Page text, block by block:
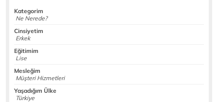
Kategorim
Ne Nerede?
Cinsiyetim
Erkek
Eğitimim
Lise
Mesleğim
Müşteri Hizmetleri
Yaşadığım Ülke
Türkiye